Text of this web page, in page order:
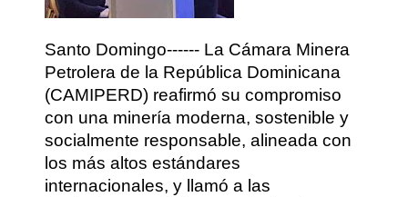
Santo Domingo------ La Cámara Minera
Petrolera de la República Dominicana
(CAMIPERD) reafirmó su compromiso
con una minería moderna, sostenible y
socialmente responsable, alineada con
los más altos estándares
internacionales, y llamó a las